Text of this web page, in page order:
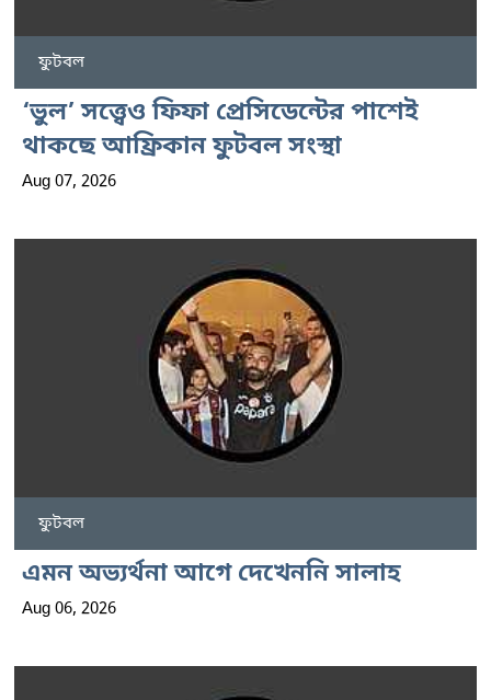
ফুটবল
‘ভুল’ সত্ত্বেও ফিফা প্রেসিডেন্টের পাশেই
থাকছে আফ্রিকান ফুটবল সংস্থা
Aug 07, 2026
ফুটবল
এমন অভ্যর্থনা আগে দেখেননি সালাহ
Aug 06, 2026